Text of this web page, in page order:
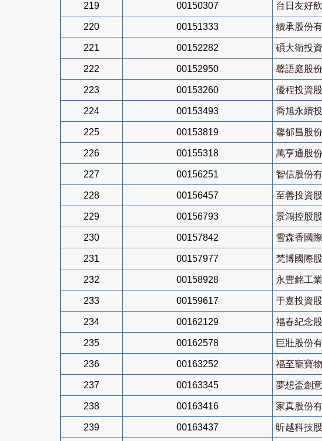
219 00150307 台日友好
220 00151333 續承股份
221 00152282 碩大衛投
222 00152950 馨語庭股
223 00153260 優程投資
224 00153493 喬旭永續
225 00153819 馨郁昌股
226 00155318 萬亨通股
227 00156251 智信股份
228 00156457 至善投資
229 00156793 景鴻控股
230 00157842 雪森香國
231 00157977 梵博國際
232 00158928 永豐銘工
233 00159617 于嘉投資
234 00162129 福春紀念
235 00162578 巨壯股份
236 00163252 福至寵寶
237 00163345 夢想盃創
238 00163416 家真股份
239 00163437 昕越科技